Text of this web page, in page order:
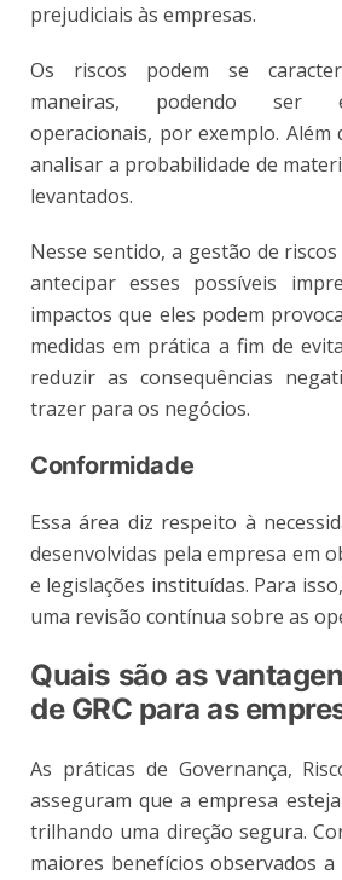
prejudiciais às empresas.
Os riscos podem se
maneiras, podendo ser
operacionais, por exemplo. Além
analisar a probabilidade de
levantados.
Nesse sentido, a gestão de
antecipar esses possíveis
impactos que eles podem
medidas em prática a fim de
reduzir as consequências
trazer para os negócios.
Conformidade
Essa área diz respeito à
desenvolvidas pela empresa em
e legislações instituídas. Para
uma revisão contínua sobre as
Quais são as
de GRC para as
As práticas de Governança,
asseguram que a empresa
trilhando uma direção segura.
maiores benefícios observados